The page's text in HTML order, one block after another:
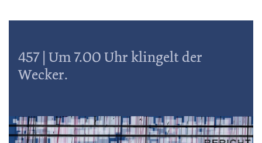
457 | Um 7.00 Uhr klingelt der
Wecker.